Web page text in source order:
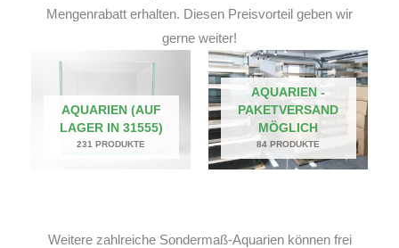
Mengenrabatt erhalten. Diesen Preisvorteil geben wir
gerne weiter!
AQUARIEN (AUF
LAGER IN 31555)
231 PRODUKTE
AQUARIEN -
PAKETVERSAND
MÖGLICH
84 PRODUKTE
Weitere zahlreiche Sondermaß-Aquarien können frei